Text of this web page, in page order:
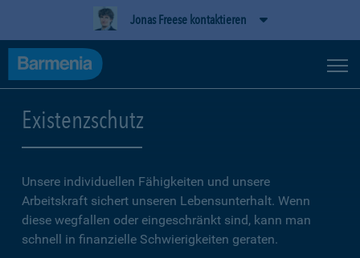
Jonas Freese kontaktieren
Existenzschutz
Unsere individuellen Fähigkeiten und unsere
Arbeitskraft sichert unseren Lebensunterhalt. Wenn
diese wegfallen oder eingeschränkt sind, kann man
schnell in finanzielle Schwierigkeiten geraten.